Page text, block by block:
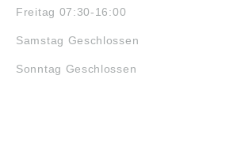
Freitag 07:30-16:00
Samstag Geschlossen
Sonntag Geschlossen